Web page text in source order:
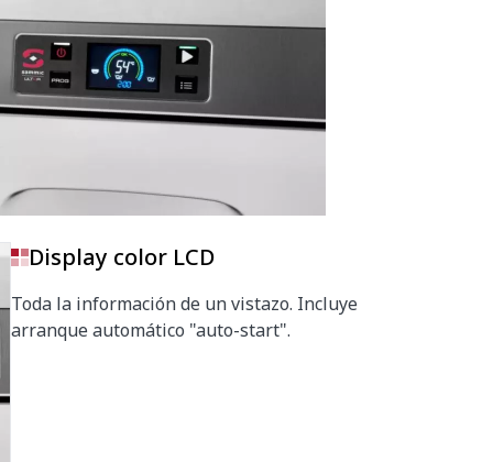
Display color LCD
Toda la información de un vistazo. Incluye
arranque automático "auto-start".